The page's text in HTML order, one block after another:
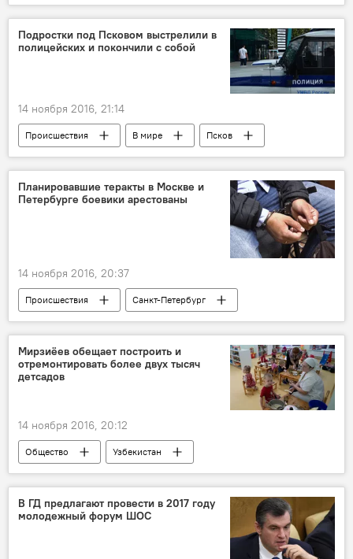
Средиземное море
Подростки под Псковом выстрелили в
полицейских и покончили с собой
14 ноября 2016, 21:14
Происшествия В мире Псков
Планировавшие теракты в Москве и
Петербурге боевики арестованы
14 ноября 2016, 20:37
Происшествия
Санкт-Петербург
Москва
ФСБ России
Мирзиёев обещает построить и
отремонтировать более двух тысяч
детсадов
14 ноября 2016, 20:12
Общество
Узбекистан
Шавкат Мирзиёев
Президентские выборы в Узбекистане
Политика
В ГД предлагают провести в 2017 году
молодежный форум ШОС